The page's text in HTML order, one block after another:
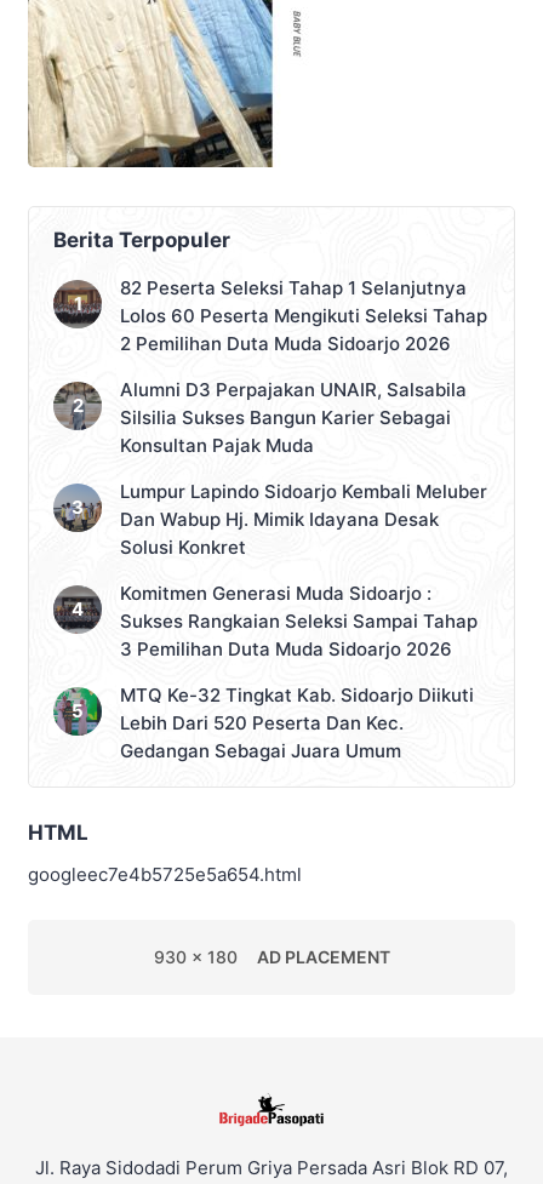
Berita Terpopuler
82 Peserta Seleksi Tahap 1 Selanjutnya
Lolos 60 Peserta Mengikuti Seleksi Tahap
2 Pemilihan Duta Muda Sidoarjo 2026
Alumni D3 Perpajakan UNAIR, Salsabila
Silsilia Sukses Bangun Karier Sebagai
Konsultan Pajak Muda
Lumpur Lapindo Sidoarjo Kembali Meluber
Dan Wabup Hj. Mimik Idayana Desak
Solusi Konkret
Komitmen Generasi Muda Sidoarjo :
Sukses Rangkaian Seleksi Sampai Tahap
3 Pemilihan Duta Muda Sidoarjo 2026
MTQ Ke-32 Tingkat Kab. Sidoarjo Diikuti
Lebih Dari 520 Peserta Dan Kec.
Gedangan Sebagai Juara Umum
HTML
googleec7e4b5725e5a654.html
930 x 180 AD PLACEMENT
Jl. Raya Sidodadi Perum Griya Persada Asri Blok RD 07,